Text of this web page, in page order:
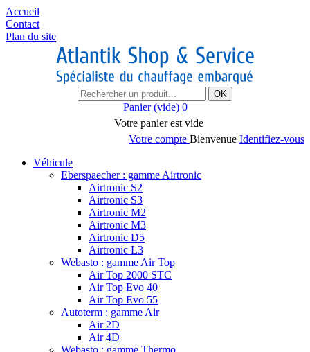
Accueil
Contact
Plan du site
OK
Panier (vide) 0
Votre panier est vide
Votre compte Bienvenue Identifiez-vous
Véhicule
Eberspaecher : gamme Airtronic
Airtronic S2
Airtronic S3
Airtronic M2
Airtronic M3
Airtronic D5
Airtronic L3
Webasto : gamme Air Top
Air Top 2000 STC
Air Top Evo 40
Air Top Evo 55
Autoterm : gamme Air
Air 2D
Air 4D
Webasto : gamme Thermo